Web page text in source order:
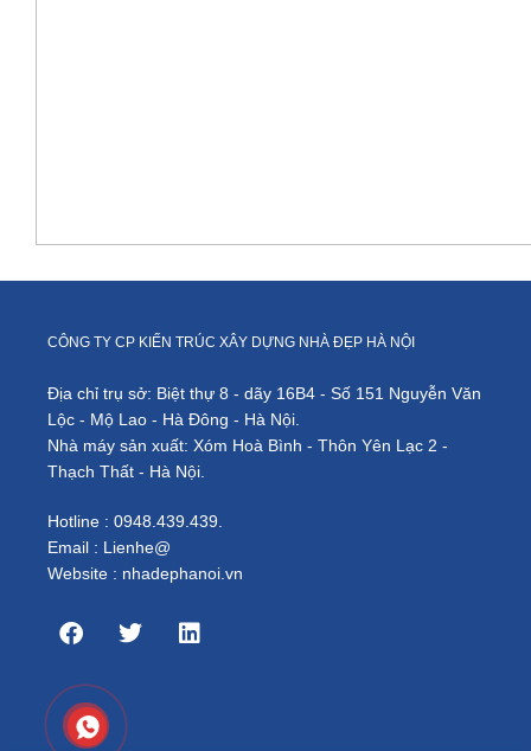
CÔNG TY CP KIẾN TRÚC XÂY DỰNG NHÀ ĐẸP HÀ NỘI
Địa chỉ trụ sở: Biệt thự 8 - dãy 16B4 - Số 151 Nguyễn Văn
Lộc - Mộ Lao - Hà Đông - Hà Nội.
Nhà máy sản xuất: Xóm Hoà Bình - Thôn Yên Lạc 2 -
Thạch Thất - Hà Nội.
Hotline : 0948.439.439.
Email : Lienhe@
Website : nhadephanoi.vn